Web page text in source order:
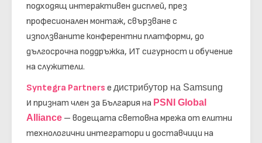
подходящ интерактивен дисплей, през
професионален монтаж, свързване с
използваните конферентни платформи, до
дългосрочна поддръжка, ИТ сигурност и обучение
на служители.
Syntegra Partners е дистрибутор на Samsung
и признат член за България на PSNI Global
Alliance – водещата световна мрежа от елитни
технологични интегратори и доставчици на